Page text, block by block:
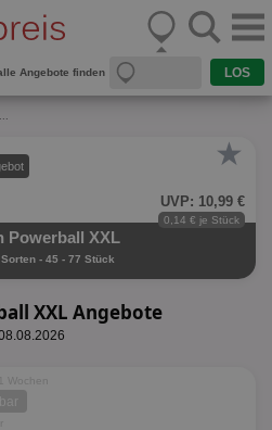
Angebote finden
★
UVP: 10,99 €
0,14 € je Stück
Powerball XXL
- 45 - 77 Stück
XXL Angebote
Wochen